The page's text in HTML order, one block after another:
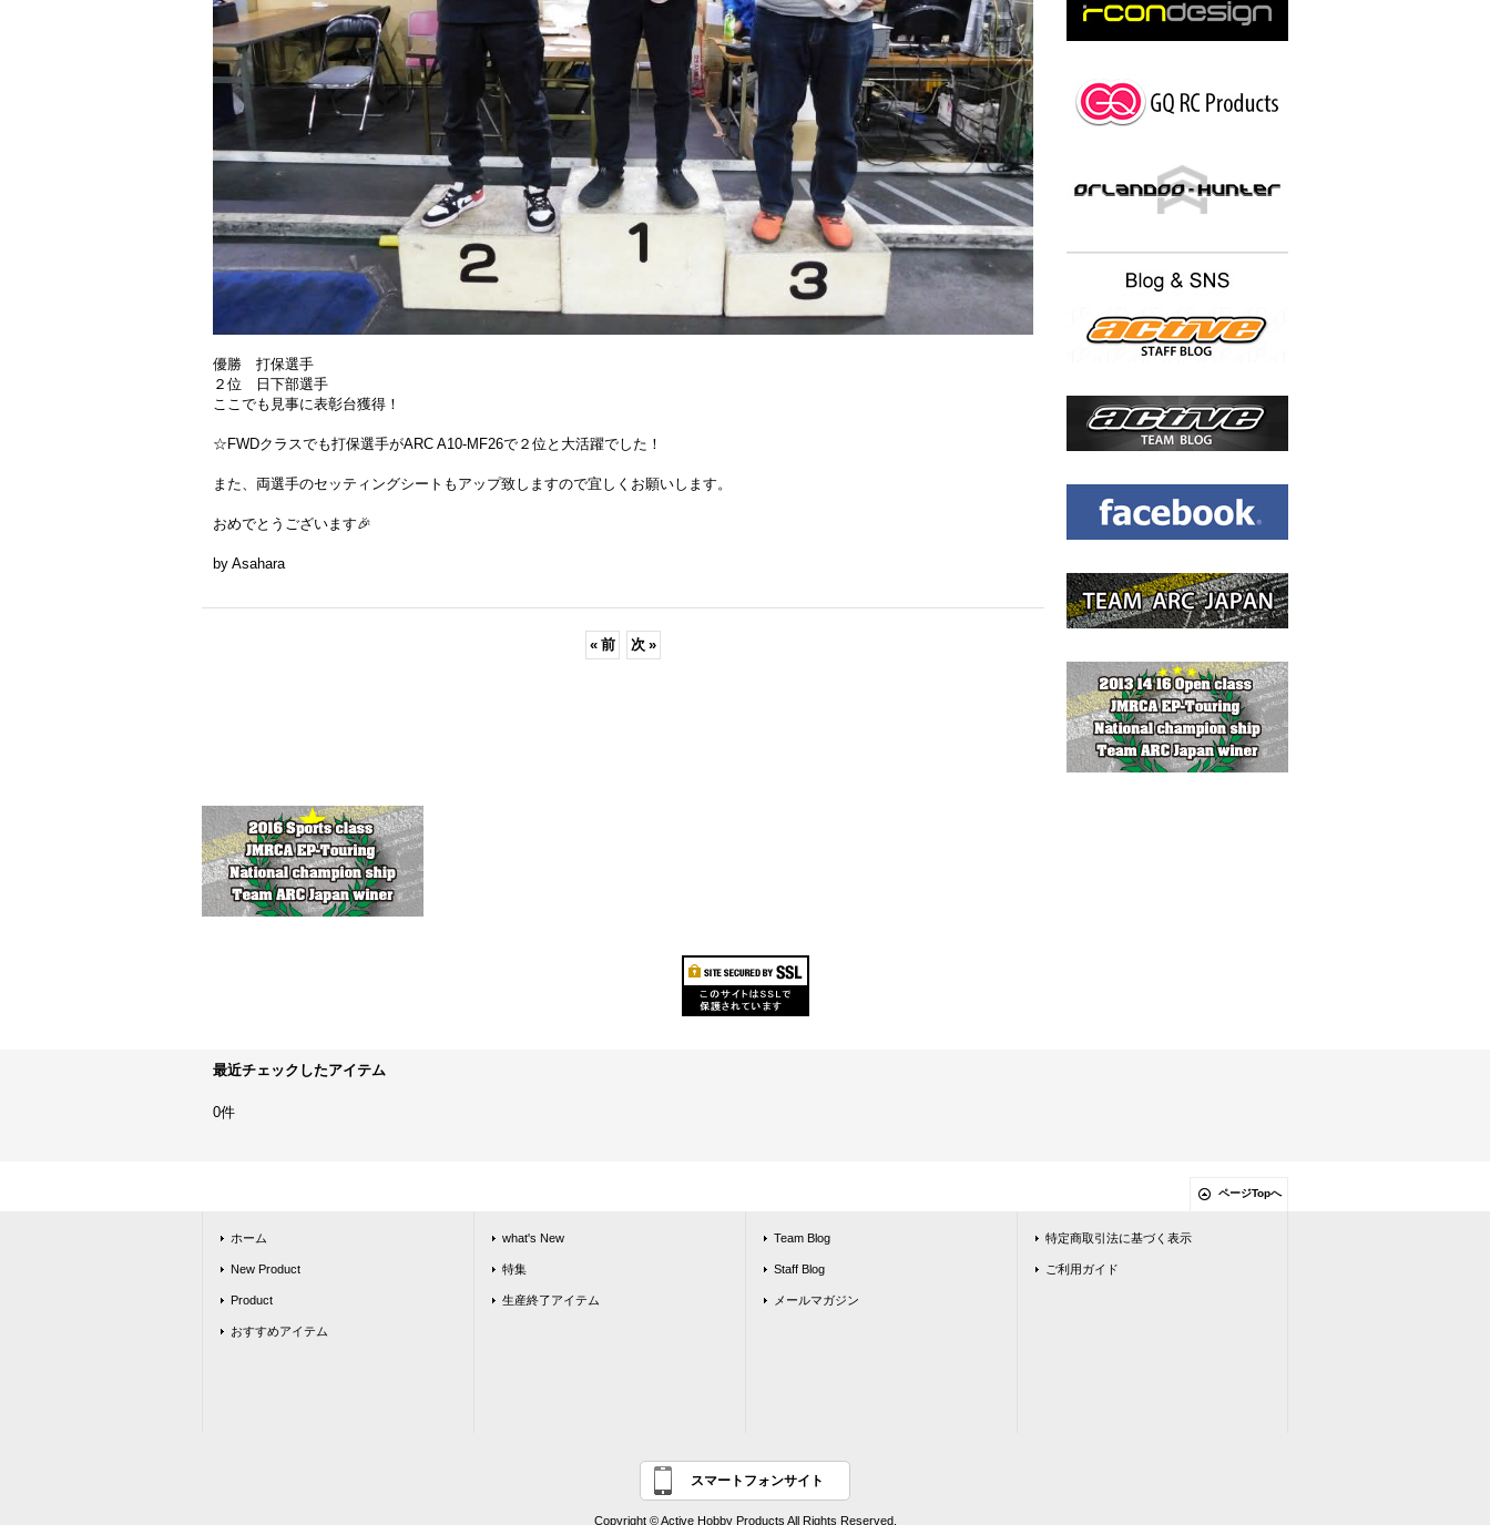
優勝 打保選手
２位 日下部選手
ここでも見事に表彰台獲得！
☆FWDクラスでも打保選手がARC A10-MF26で２位と大活躍でした！
また、両選手のセッティングシートもアップ致しますので宜しくお願いします。
おめでとうございます🎉
by Asahara
« 前 次 »
最近チェックしたアイテム
0件
ページTopへ
ホーム
New Product
Product
おすすめアイテム
what's New
特集
生産終了アイテム
Team Blog
Staff Blog
メールマガジン
特定商取引法に基づく表示
ご利用ガイド
スマートフォンサイト
Copyright © Active Hobby Products All Rights Reserved.